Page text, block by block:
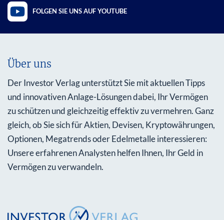
FOLGEN SIE UNS AUF YOUTUBE
Über uns
Der Investor Verlag unterstützt Sie mit aktuellen Tipps
und innovativen Anlage-Lösungen dabei, Ihr Vermögen
zu schützen und gleichzeitig effektiv zu vermehren. Ganz
gleich, ob Sie sich für Aktien, Devisen, Kryptowährungen,
Optionen, Megatrends oder Edelmetalle interessieren:
Unsere erfahrenen Analysten helfen Ihnen, Ihr Geld in
Vermögen zu verwandeln.